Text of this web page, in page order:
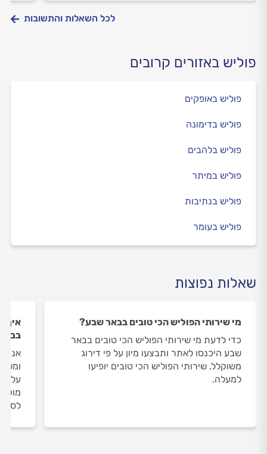
לכל השאלות והתשובות
פוליש באזורים קרובים
פוליש באופקים
פוליש בדימונה
פוליש בלהבים
פוליש במיתר
פוליש בנתיבות
פוליש בעומר
שאלות נפוצות
מי שירותי הפוליש הכי טובים בבאר שבע?
כדי לדעת מי שירותי הפוליש הכי טובים בבאר
שבע היכנסו לאתר ותבצעו מיון על פי דירוג
משוקלל. שירותי הפוליש הכי טובים יופיעו
למעלה.
איך
על